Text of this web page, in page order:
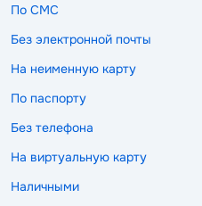
По СМС
Без электронной почты
На неименную карту
По паспорту
Без телефона
На виртуальную карту
Наличными